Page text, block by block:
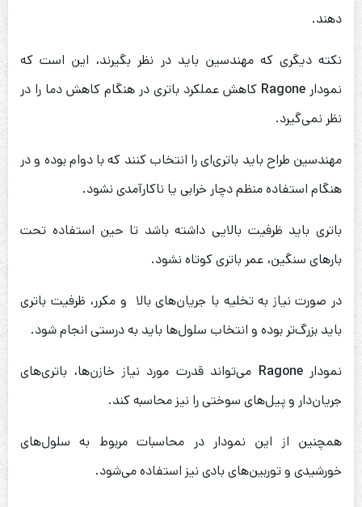
دهند.
نکته دیگری که مهندسین باید در نظر بگیرند، این است که
نمودار Ragone کاهش عملکرد باتری در هنگام کاهش دما را در
نظر نمی‌گیرد.
مهندسین طراح باید باتری‌ای را انتخاب کنند که با دوام بوده و در
هنگام استفاده منظم دچار خرابی یا ناکارآمدی نشود.
باتری باید ظرفیت بالایی داشته باشد تا حین استفاده تحت
بارهای سنگین، عمر باتری کوتاه نشود.
در صورت نیاز به تخلیه با جریان‌های بالا و مکرر، ظرفیت باتری
باید بزرگ‌تر بوده و انتخاب سلول‌ها باید به درستی انجام شود.
نمودارRagone می‌تواند قدرت مورد نیاز خازن‌ها، باتری‌های
جریان‌دار و پیل‌های سوختی را نیز محاسبه کند.
همچنین از این نمودار در محاسبات مربوط به سلول‌های
خورشیدی و توربین‌های بادی نیز استفاده می‌شود.